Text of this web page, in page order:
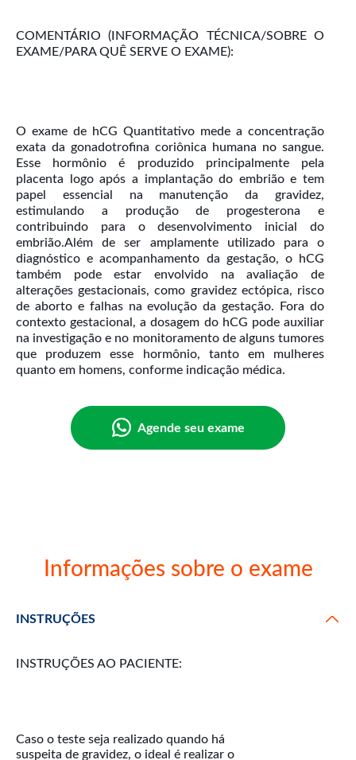
COMENTÁRIO (INFORMAÇÃO TÉCNICA/SOBRE O
EXAME/PARA QUÊ SERVE O EXAME):
O exame de hCG Quantitativo mede a concentração
exata da gonadotrofina coriônica humana no sangue.
Esse hormônio é produzido principalmente pela
placenta logo após a implantação do embrião e tem
papel essencial na manutenção da gravidez,
estimulando a produção de progesterona e
contribuindo para o desenvolvimento inicial do
embrião.Além de ser amplamente utilizado para o
diagnóstico e acompanhamento da gestação, o hCG
também pode estar envolvido na avaliação de
alterações gestacionais, como gravidez ectópica, risco
de aborto e falhas na evolução da gestação. Fora do
contexto gestacional, a dosagem do hCG pode auxiliar
na investigação e no monitoramento de alguns tumores
que produzem esse hormônio, tanto em mulheres
Agende seu exame
Informações sobre o exame
INSTRUÇÕES
INSTRUÇÕES AO PACIENTE:
Caso o teste seja realizado quando há
suspeita de gravidez, o ideal é realizar o